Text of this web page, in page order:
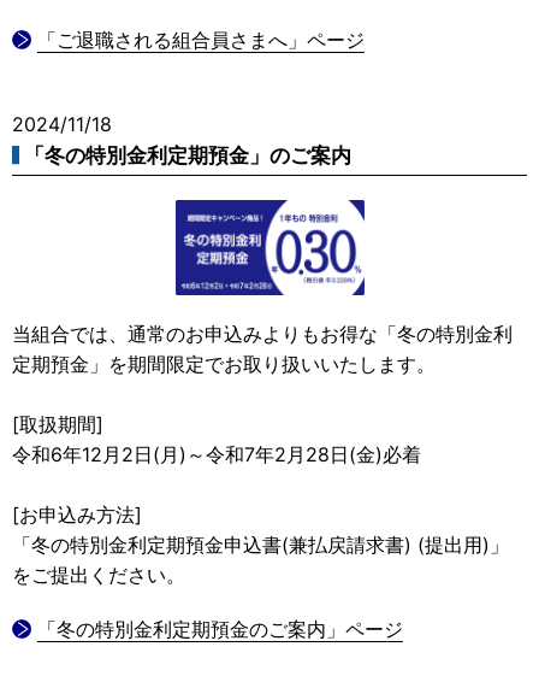
「ご退職される組合員さまへ」ページ
2024/11/18
「冬の特別金利定期預金」のご案内
当組合では、通常のお申込みよりもお得な「冬の特別金利
定期預金」を期間限定でお取り扱いいたします。
[取扱期間]
令和6年12月2日(月)～令和7年2月28日(金)必着
[お申込み方法]
「冬の特別金利定期預金申込書(兼払戻請求書) (提出用)」
をご提出ください。
「冬の特別金利定期預金のご案内」ページ